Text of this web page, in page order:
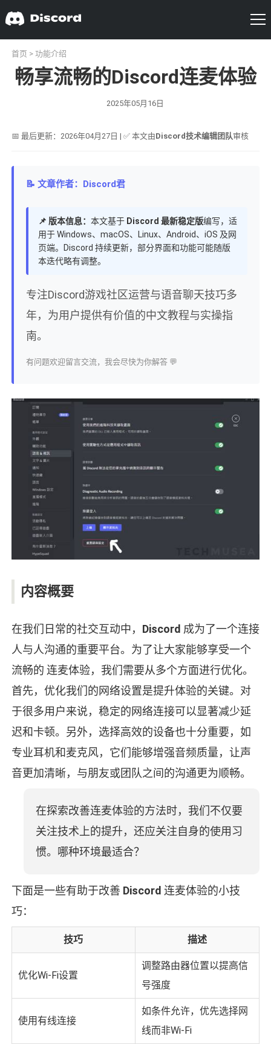
首页 > 功能介绍
畅享流畅的Discord连麦体验
2025年05月16日
📅 最后更新：2026年04月27日 | ✅ 本文由Discord技术编辑团队审核
📝 文章作者：Discord君
📌 版本信息： 本文基于 Discord 最新稳定版编写，适
用于 Windows、macOS、Linux、Android、iOS 及网
页端。Discord 持续更新，部分界面和功能可能随版
本迭代略有调整。
专注Discord游戏社区运营与语音聊天技巧多
年，为用户提供有价值的中文教程与实操指
南。
有问题欢迎留言交流，我会尽快为你解答 💬
内容概要
在我们日常的社交互动中， Discord 成为了一个连接
人与人沟通的重要平台。为了让大家能够享受一个
流畅的 连麦体验，我们需要从多个方面进行优化。
首先，优化我们的网络设置是提升体验的关键。对
于很多用户来说，稳定的网络连接可以显著减少延
迟和卡顿。另外，选择高效的设备也十分重要，如
专业耳机和麦克风，它们能够增强音频质量，让声
音更加清晰，与朋友或团队之间的沟通更为顺畅。
在探索改善连麦体验的方法时，我们不仅要
关注技术上的提升，还应关注自身的使用习
惯。哪种环境最适合？
下面是一些有助于改善 Discord 连麦体验的小技
巧：
技巧 描述
优化Wi-Fi设置
调整路由器位置以提高信
号强度
使用有线连接
如条件允许，优先选择网
线而非Wi-Fi